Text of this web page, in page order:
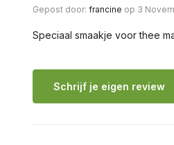
Gepost door: francine op 3
Speciaal smaakje voor thee
Schrijf je eigen review